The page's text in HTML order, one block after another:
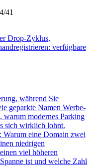
4/41
Drop-Zyklus,
verfügbare
während Sie
geparkte Namen Werbe-
modernes Parking
sich wirklich lohnt.
Warum eine Domain zwei
niedrigen
viel höheren
ist und welche Zahl